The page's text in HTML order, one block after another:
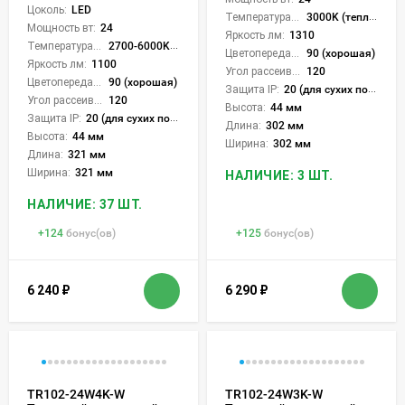
Цоколь: LED
Мощность вт: 24
2700-6000K (плавная рег.)
Яркость лм: 1100
90 (хорошая)
120
Защита IP: 20 (для сухих пом.)
Высота: 44 мм
Длина: 321 мм
Ширина: 321 мм
НАЛИЧИЕ: 37 ШТ.
+124 бонус(ов)
6 240 ₽
3000K (теплый)
Яркость лм: 1310
90 (хорошая)
120
Защита IP: 20 (для сухих пом.)
Высота: 44 мм
Длина: 302 мм
Ширина: 302 мм
НАЛИЧИЕ: 3 ШТ.
+125 бонус(ов)
6 290 ₽
TR102-24W4K-W
TR102-24W3K-W